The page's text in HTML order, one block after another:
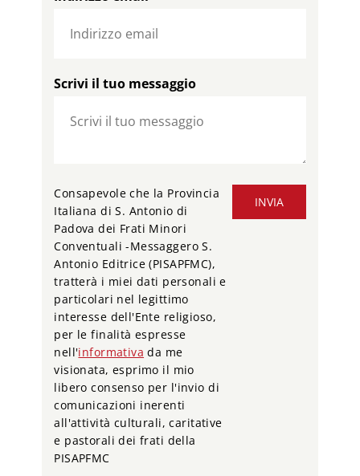
Scrivi il tuo messaggio
INVIA
Consapevole che la Provincia
Italiana di S. Antonio di
Padova dei Frati Minori
Conventuali -Messaggero S.
Antonio Editrice (PISAPFMC),
tratterà i miei dati personali e
particolari nel legittimo
interesse dell'Ente religioso,
per le finalità espresse
nell'informativa da me
visionata, esprimo il mio
libero consenso per l'invio di
comunicazioni inerenti
all'attività culturali, caritative
e pastorali dei frati della
PISAPFMC